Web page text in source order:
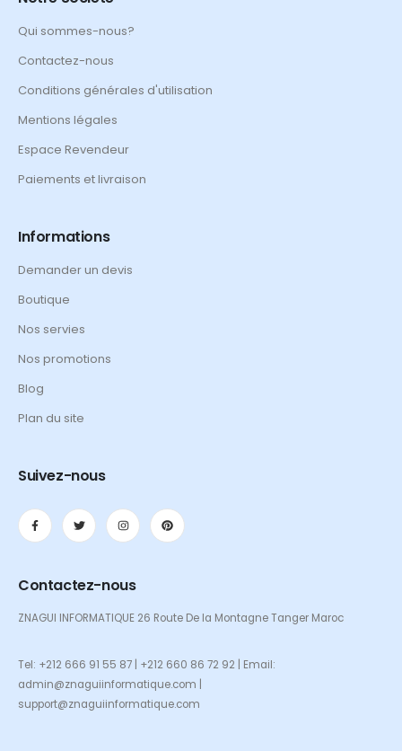
Qui sommes-nous?
Contactez-nous
Conditions générales d'utilisation
Mentions légales
Espace Revendeur
Paiements et livraison
Informations
Demander un devis
Boutique
Nos servies
Nos promotions
Blog
Plan du site
Suivez-nous
Contactez-nous
ZNAGUI INFORMATIQUE 26 Route De la Montagne Tanger Maroc
Tel: +212 666 91 55 87 | +212 660 86 72 92 | Email:
admin@znaguiinformatique.com |
support@znaguiinformatique.com